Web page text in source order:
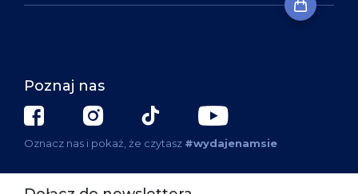
Poznaj nas
Oznacz nas i pokaż, że czytasz #wydajenamsie